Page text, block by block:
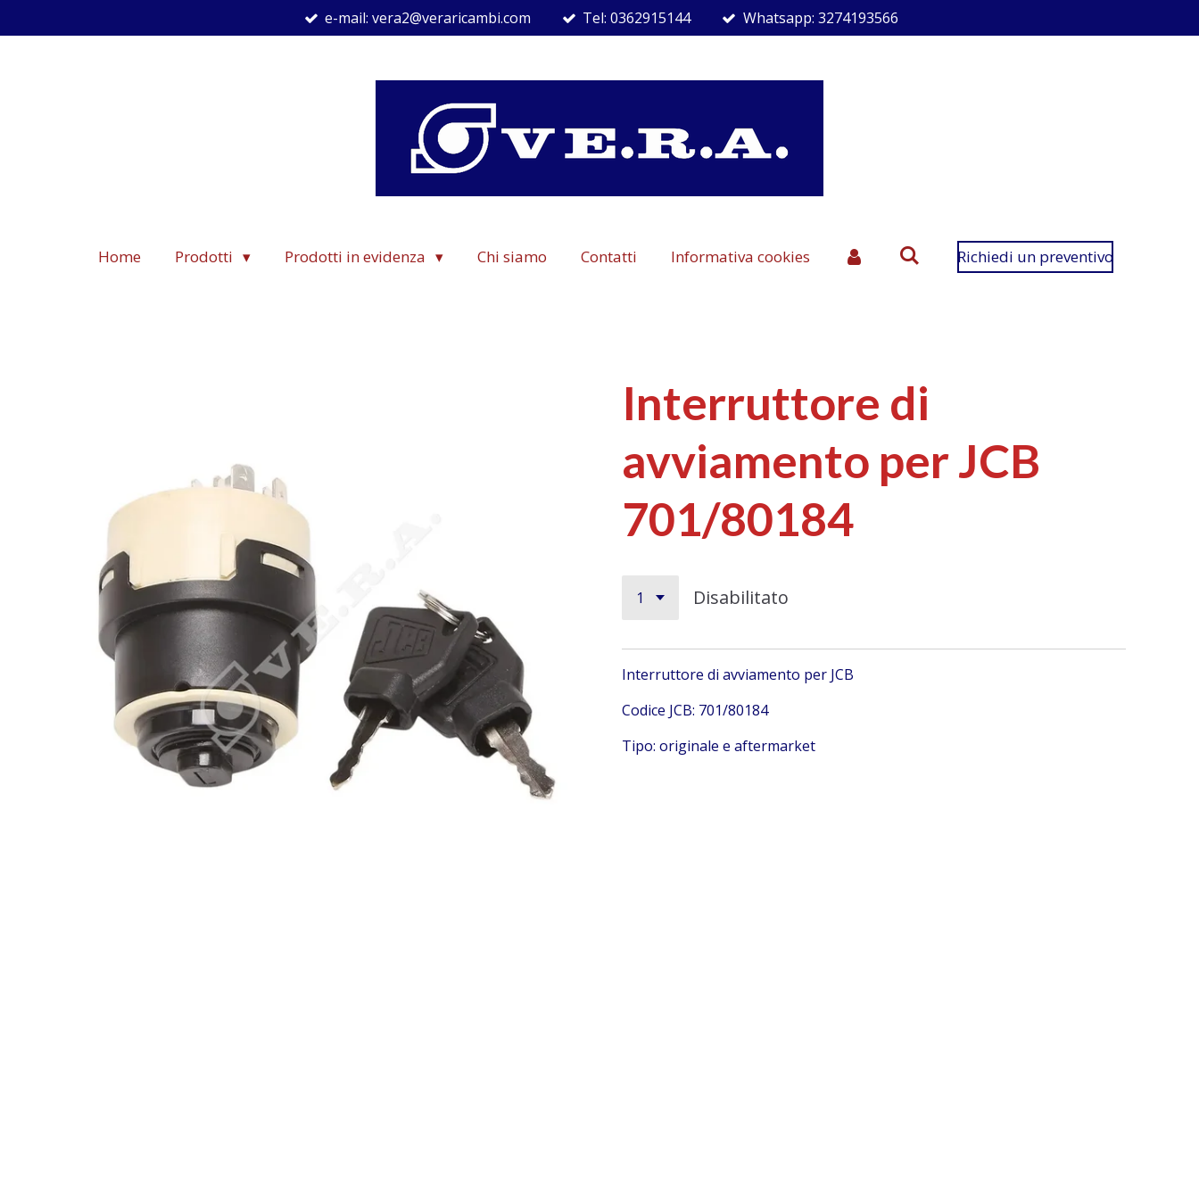
al
e-mail: vera2@veraricambi.com Tel: 0362915144 Whatsapp: 3274193566
Home Prodotti Prodotti in evidenza Chi siamo Contatti Informativa cookies Richiedi un preventivo
Interruttore di
avviamento per JCB
701/80184
Disabilitato
Interruttore di avviamento per JCB
Codice JCB: 701/80184
Tipo: originale e aftermarket